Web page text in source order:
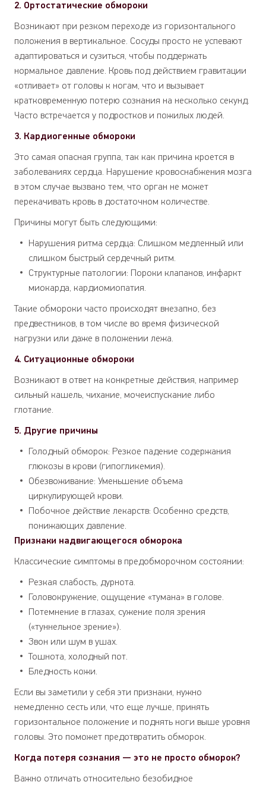
2. Ортостатические обмороки
Возникают при резком переходе из горизонтального
положения в вертикальное. Сосуды просто не успевают
адаптироваться и сузиться, чтобы поддержать
нормальное давление. Кровь под действием гравитации
«отливает» от головы к ногам, что и вызывает
кратковременную потерю сознания на несколько секунд.
Часто встречается у подростков и пожилых людей.
3. Кардиогенные обмороки
Это самая опасная группа, так как причина кроется в
заболеваниях сердца. Нарушение кровоснабжения мозга
в этом случае вызвано тем, что орган не может
перекачивать кровь в достаточном количестве.
Причины могут быть следующими:
Нарушения ритма сердца: Слишком медленный или
слишком быстрый сердечный ритм.
Структурные патологии: Пороки клапанов, инфаркт
миокарда, кардиомиопатия.
Такие обмороки часто происходят внезапно, без
предвестников, в том числе во время физической
нагрузки или даже в положении лежа.
4. Ситуационные обмороки
Возникают в ответ на конкретные действия, например
сильный кашель, чихание, мочеиспускание либо
глотание.
5. Другие причины
Голодный обморок: Резкое падение содержания
глюкозы в крови (гипогликемия).
Обезвоживание: Уменьшение объема
циркулирующей крови.
Побочное действие лекарств: Особенно средств,
понижающих давление.
Признаки надвигающегося обморока
Классические симптомы в предобморочном состоянии:
Резкая слабость, дурнота.
Головокружение, ощущение «тумана» в голове.
Потемнение в глазах, сужение поля зрения
(«туннельное зрение»).
Звон или шум в ушах.
Тошнота, холодный пот.
Бледность кожи.
Если вы заметили у себя эти признаки, нужно
немедленно сесть или, что еще лучше, принять
горизонтальное положение и поднять ноги выше уровня
головы. Это поможет предотвратить обморок.
Когда потеря сознания — это не просто обморок?
Важно отличать относительно безобидное